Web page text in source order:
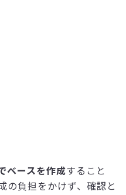
ベースを作成すること
の負担をかけず、確認と